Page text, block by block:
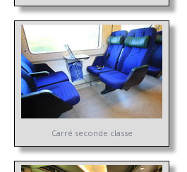
Carré seconde classe